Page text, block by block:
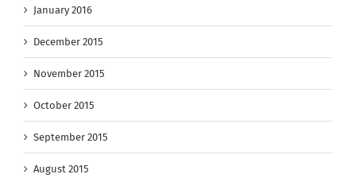
January 2016
December 2015
November 2015
October 2015
September 2015
August 2015